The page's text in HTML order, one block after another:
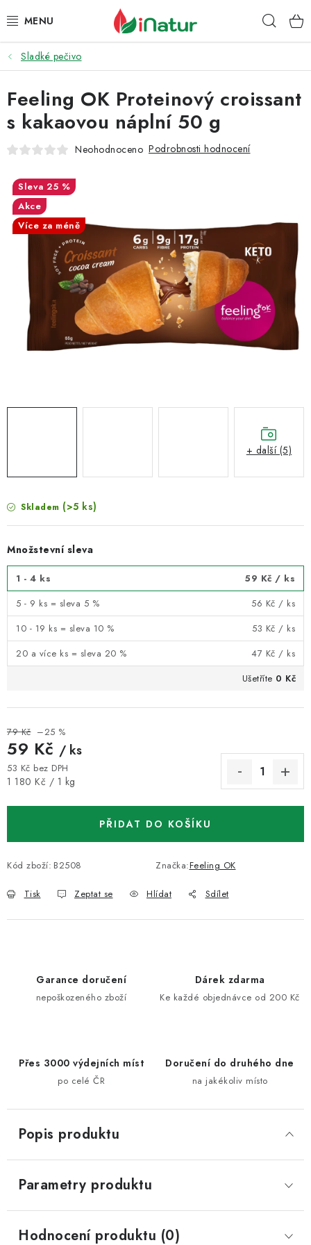
na
POTRAVINY
OŘECHY A SUŠENÉ PLODY
SNACKY
EKO DROGERIE A KOSMETIKA
DOPRAVA A PLATBA
VELKOOBCHOD
KONTAKTY
Sladké pečivo
Skladem (>5 ks)
Množstevní sleva
1 - 4 ks 59 Kč / ks
5 - 9 ks = sleva 5 %
56 Kč / ks
10 - 19 ks = sleva 10 %
53 Kč / ks
20 a více ks = sleva 20 %
47 Kč / ks
Ušetříte 0 Kč
79 Kč –25 %
59 Kč / ks
53 Kč bez DPH
Měrná cena:
1 180 Kč / 1 kg
PŘIDAT DO KOŠÍKU
Kód zboží: B2508 Značka:Feeling OK
Tisk Zeptat se Hlídat Sdílet
Feeling OK Proteinový croissant
s kakaovou náplní 50 g
Neohodnoceno Podrobnosti hodnocení
25 %
Akce
Více za méně
+ další (5)
Garance doručení
nepoškozeného zboží
Dárek zdarma
Ke každé objednávce od 200 Kč
Přes 3000 výdejních míst
po celé ČR
Doručení do druhého dne
na jakékoliv místo
Popis produktu
Parametry produktu
Hodnocení produktu (0)